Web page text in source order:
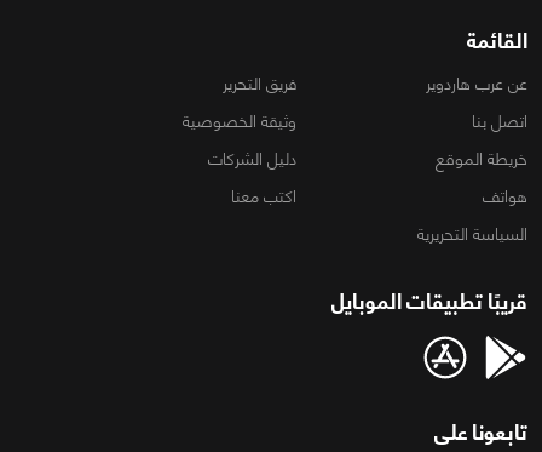
القائمة
عن عرب هاردوير
فريق التحرير
اتصل بنا
وثيقة الخصوصية
خريطة الموقع
دليل الشركات
هواتف
اكتب معنا
السياسة التحريرية
قريبًا تطبيقات الموبايل
تابعونا على